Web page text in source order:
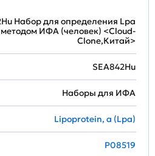
Набор для определения Lpa
методом ИФА (человек) <Cloud-
Clone,Китай>
SEA842Hu
Наборы для ИФА
Lipoprotein, a (Lpa)
P08519